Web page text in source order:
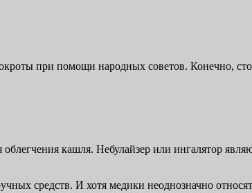
при помощи народных советов. Конечно,
кашля. Небулайзер или ингалятор
средств. И хотя медики неоднозначно